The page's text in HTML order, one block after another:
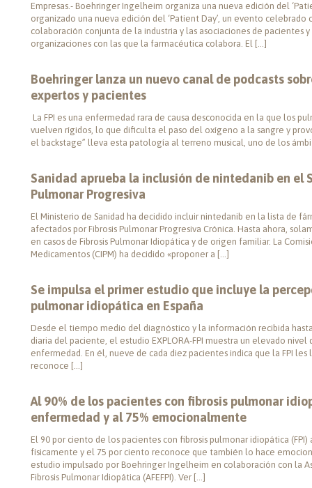
Empresas.- Boehringer Ingelheim organiza una nueva edición del
organizado una nueva edición del ‘Patient Day’, un evento
colaboración conjunta de la industria y las asociaciones de pacientes
organizaciones con las que la farmacéutica colabora. El […]
Boehringer lanza un nuevo canal de podcasts
expertos y pacientes
La FPI es una enfermedad rara de causa desconocida en la que los
vuelven rígidos, lo que dificulta el paso del oxígeno a la sangre y
el backstage” lleva esta patología al terreno musical, uno de los
Sanidad aprueba la inclusión de nintedanib en el
Pulmonar Progresiva
El Ministerio de Sanidad ha decidido incluir nintedanib en la lista de
afectados por Fibrosis Pulmonar Progresiva Crónica. Hasta ahora,
en casos de Fibrosis Pulmonar Idiopática y de origen familiar. La
Medicamentos (CIPM) ha decidido «proponer a […]
Se impulsa el primer estudio que incluye la
pulmonar idiopática en España
Desde el tiempo medio del diagnóstico y la información recibida
diaria del paciente, el estudio EXPLORA-FPI muestra un elevado
enfermedad. En él, nueve de cada diez pacientes indica que la FPI
reconoce […]
Al 90% de los pacientes con fibrosis pulmonar
enfermedad y al 75% emocionalmente
El 90 por ciento de los pacientes con fibrosis pulmonar idiopática
físicamente y el 75 por ciento reconoce que también lo hace
estudio impulsado por Boehringer Ingelheim en colaboración con la
Fibrosis Pulmonar Idiopática (AFEFPI). Ver […]